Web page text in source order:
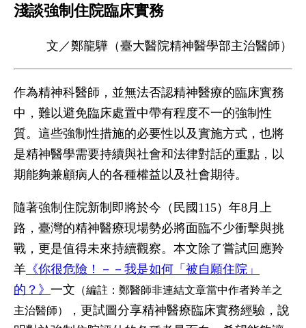
淺談強制住院臨床實務
文／鄭龍驊（臺大醫院精神醫學部主治醫師）
作為精神科醫師，並無法否認精神醫療的臨床實務
中，難以避免臨床處置中帶有程度不一的強制性
質。這些強制性措施的必要性以及實施方式，也將
是精神醫學需要持續與社會和法律對話的重點，以
期能夠兼顧病人的各種權益以及社會期待。
隨著強制住院新制即將於今（民國115）年8月上
路，臺灣的精神醫療現場勢必將面臨不少衝擊與挑
戰，更是值得未來持續觀察。本文除了嘗試回應羚
羊 《你很危險！－－我是如何「被自願住院」
的？》 一文 （編註：鄭醫師非連結文章當中作者羚羊之
主治醫師）
，更試圖分享精神醫療臨床實務經驗，說